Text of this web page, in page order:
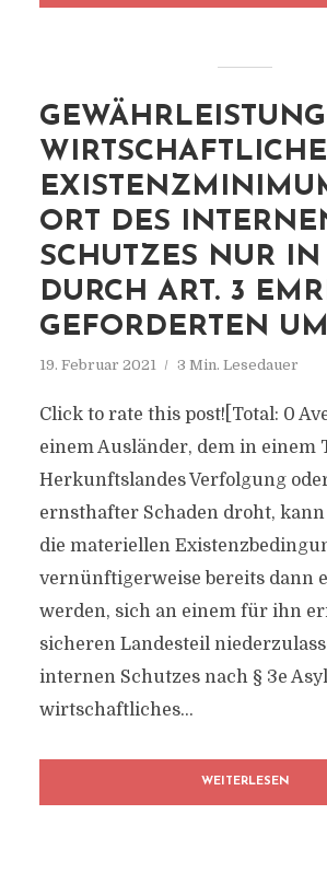
ORT DES
SCHUTZES NUR
DURCH ART. 3
GEFORDERTEN
19. Februar 2021 3 Min. Lesedauer
Click to rate this post![Total: 0
einem Ausländer, dem in einem
Herkunftslandes Verfolgung
ernsthafter Schaden droht,
die materiellen
vernünftigerweise bereits dann
werden, sich an einem für ihn
sicheren Landesteil
internen Schutzes nach § 3e
wirtschaftliches...
WEITERLESEN